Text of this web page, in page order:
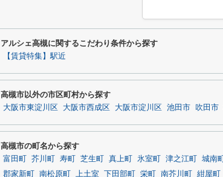
アルシェ高槻に関するこだわり条件から探す
【賃貸特集】駅近
高槻市以外の市区町村から探す
大阪市東淀川区 大阪市西成区 大阪市淀川区 池田市 吹田市
高槻市の町名から探す
富田町 芥川町 寿町 芝生町 真上町 氷室町 津之江町 城南町
郡家新町
南松原町 上土室 下田部町 栄町 南芥川町 紺屋町